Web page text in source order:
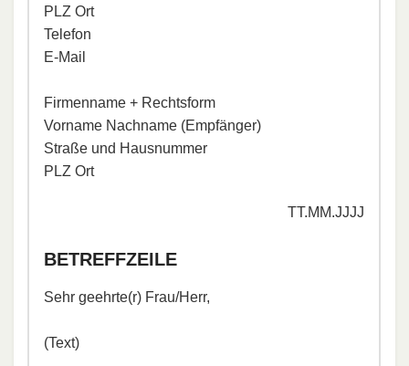
PLZ Ort
Telefon
E-Mail
Firmenname + Rechtsform
Vorname Nachname (Empfänger)
Straße und Hausnummer
PLZ Ort
TT.MM.JJJJ
BETREFFZEILE
Sehr geehrte(r) Frau/Herr,
(Text)